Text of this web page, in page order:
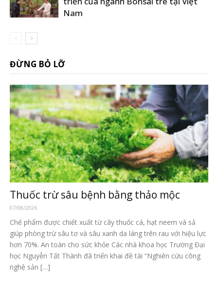
Nam
ĐỪNG BỎ LỠ
Thuốc trừ sâu bệnh bằng thảo mộc
07/08/2026
Chế phẩm được chiết xuất từ cây thuốc cá, hạt neem và sả
giúp phòng trừ sâu tơ và sâu xanh da láng trên rau với hiệu lực
hơn 70%. An toàn cho sức khỏe Các nhà khoa học Trường Đại
học Nguyễn Tất Thành đã triển khai đề tài “Nghiên cứu công
nghệ sản […]